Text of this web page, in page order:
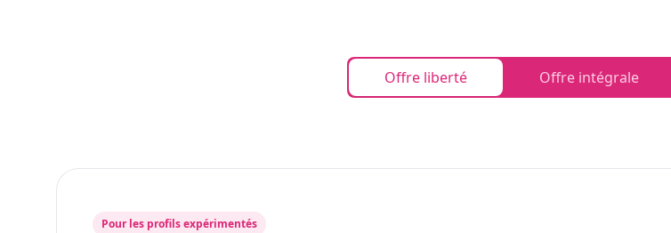
Offre liberté Offre intégrale
Pour les profils expérimentés